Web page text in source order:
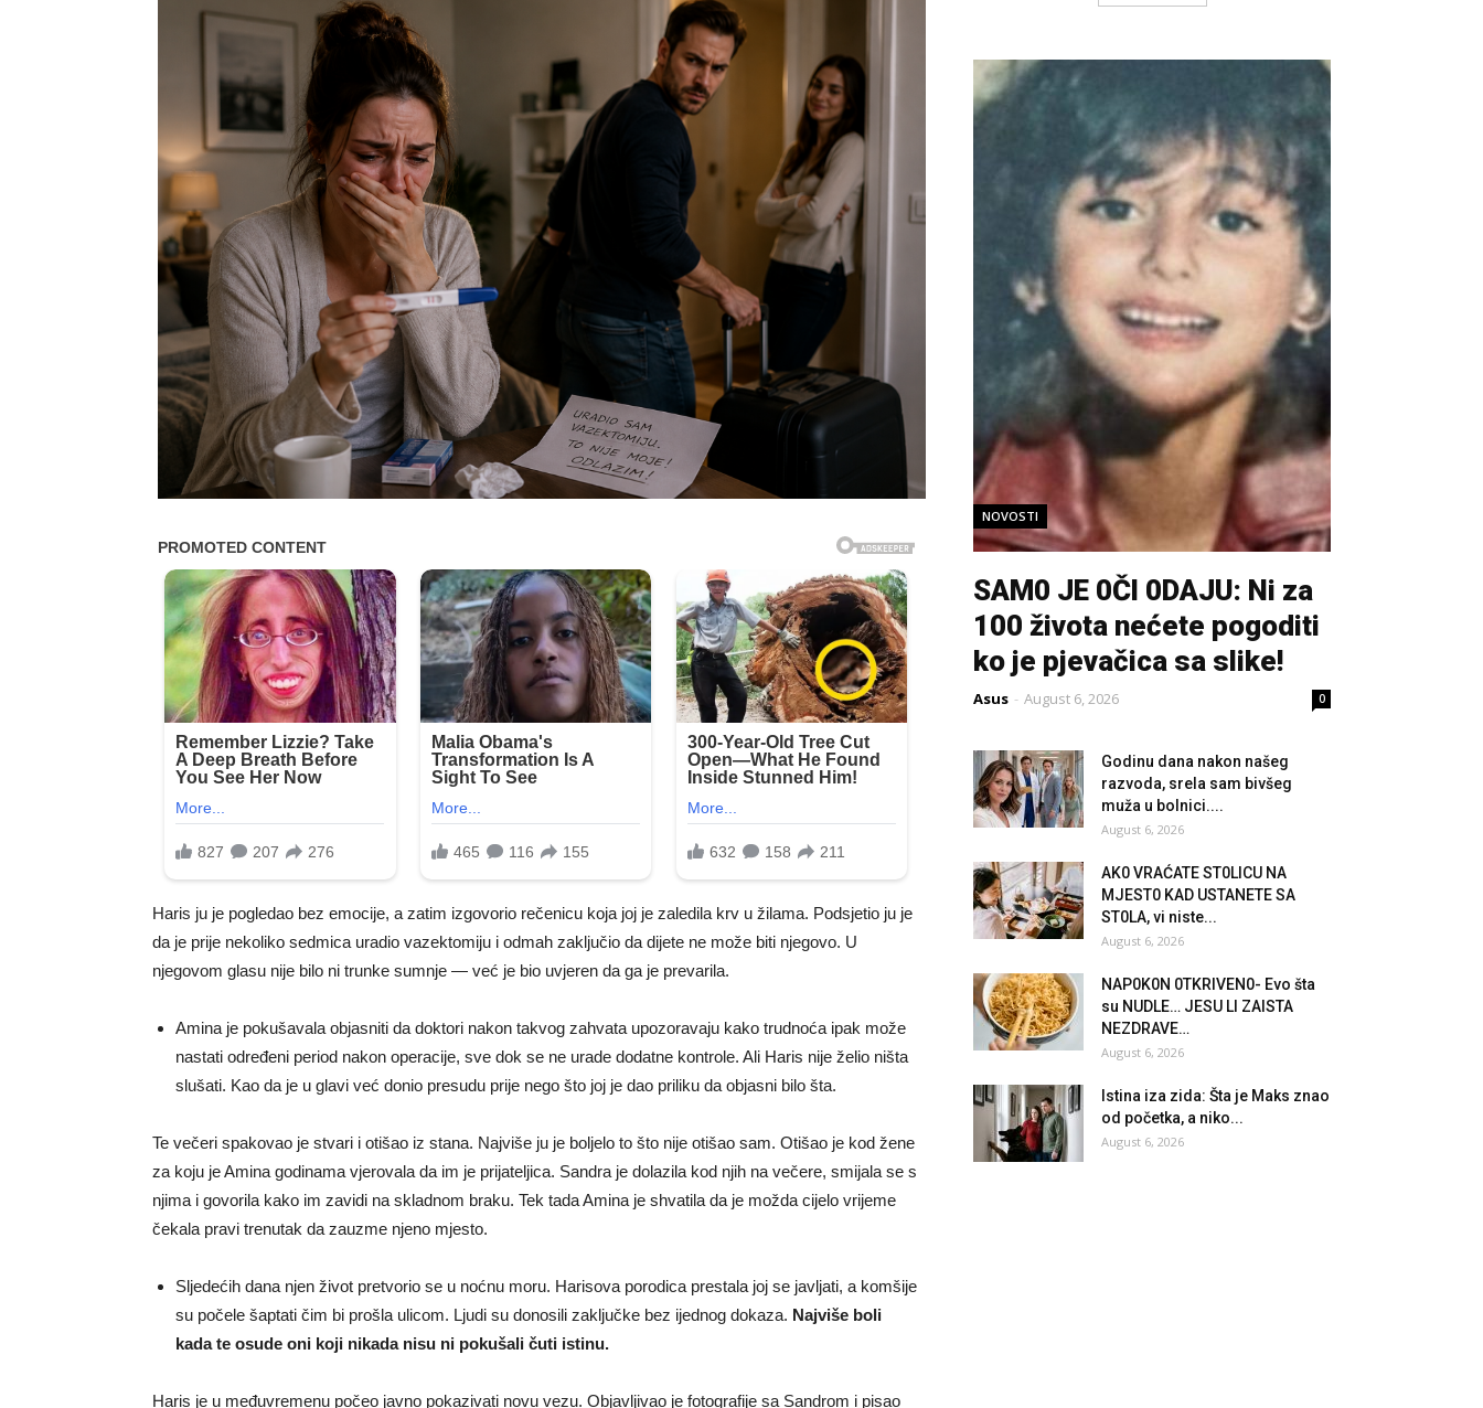
Haris ju je pogledao bez emocije, a zatim izgovorio rečenicu koja joj je zaledila krv u žilama. Podsjetio ju je
da je prije nekoliko sedmica uradio vazektomiju i odmah zaključio da dijete ne može biti njegovo. U
njegovom glasu nije bilo ni trunke sumnje — već je bio uvjeren da ga je prevarila.
Amina je pokušavala objasniti da doktori nakon takvog zahvata upozoravaju kako trudnoća ipak može
nastati određeni period nakon operacije, sve dok se ne urade dodatne kontrole. Ali Haris nije želio ništa
slušati. Kao da je u glavi već donio presudu prije nego što joj je dao priliku da objasni bilo šta.
Te večeri spakovao je stvari i otišao iz stana. Najviše ju je boljelo to što nije otišao sam. Otišao je kod žene
za koju je Amina godinama vjerovala da im je prijateljica. Sandra je dolazila kod njih na večere, smijala se s
njima i govorila kako im zavidi na skladnom braku. Tek tada Amina je shvatila da je možda cijelo vrijeme
čekala pravi trenutak da zauzme njeno mjesto.
Sljedećih dana njen život pretvorio se u noćnu moru. Harisova porodica prestala joj se javljati, a komšije
su počele šaptati čim bi prošla ulicom. Ljudi su donosili zaključke bez ijednog dokaza. Najviše boli
kada te osude oni koji nikada nisu ni pokušali čuti istinu.
Haris je u međuvremenu počeo javno pokazivati novu vezu. Objavljivao je fotografije sa Sandrom i pisao
NOVOSTI
SAM0 JE 0Čl 0DAJU: Ni za
100 života nećete pogoditi
ko je pjevačica sa slike!
Asus - August 6, 2026 0
Godinu dana nakon našeg
razvoda, srela sam bivšeg
muža u bolnici....
August 6, 2026
AK0 VRAĆATE ST0LlCU NA
MJEST0 KAD USTANETE SA
ST0LA, vi niste...
August 6, 2026
NAP0K0N 0TKRlVEN0- Evo šta
su NUDLE… JESU Ll ZAlSTA
NEZDRAVE…
August 6, 2026
Istina iza zida: Šta je Maks znao
od početka, a niko...
August 6, 2026